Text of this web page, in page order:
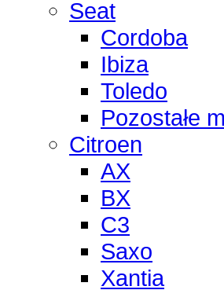
Seat
Cordoba
Ibiza
Toledo
Pozostałe
Citroen
AX
BX
C3
Saxo
Xantia